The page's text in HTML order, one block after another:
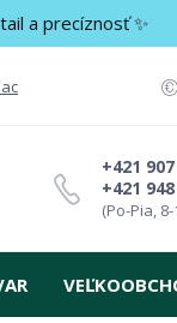
a precíznosť ✨
+421
+421
(Po-Pia,